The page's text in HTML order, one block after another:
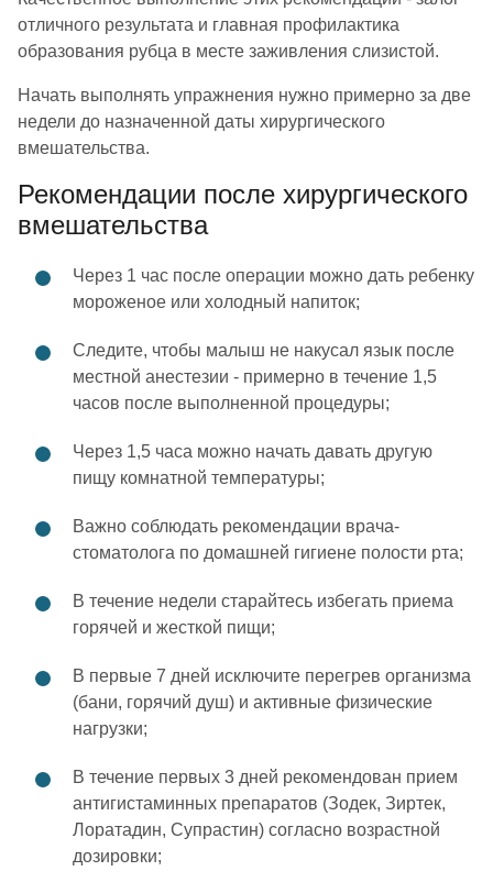
отличного результата и главная профилактика
образования рубца в месте заживления слизистой.
Начать выполнять упражнения нужно примерно за две
недели до назначенной даты хирургического
вмешательства.
Рекомендации после хирургического
вмешательства
Через 1 час после операции можно дать ребенку
мороженое или холодный напиток;
Следите, чтобы малыш не накусал язык после
местной анестезии - примерно в течение 1,5
часов после выполненной процедуры;
Через 1,5 часа можно начать давать другую
пищу комнатной температуры;
Важно соблюдать рекомендации врача-
стоматолога по домашней гигиене полости рта;
В течение недели старайтесь избегать приема
горячей и жесткой пищи;
В первые 7 дней исключите перегрев организма
(бани, горячий душ) и активные физические
нагрузки;
В течение первых 3 дней рекомендован прием
антигистаминных препаратов (Зодек, Зиртек,
Лоратадин, Супрастин) согласно возрастной
дозировки;